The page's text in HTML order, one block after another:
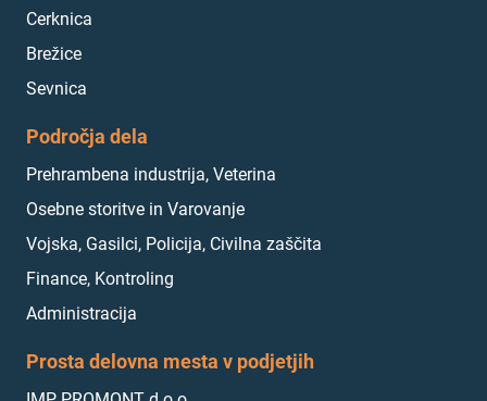
Cerknica
Brežice
Sevnica
Področja dela
Prehrambena industrija, Veterina
Osebne storitve in Varovanje
Vojska, Gasilci, Policija, Civilna zaščita
Finance, Kontroling
Administracija
Prosta delovna mesta v podjetjih